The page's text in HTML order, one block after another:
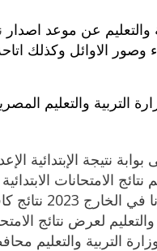
والتعليم عن موعد اصدار
الاوائل وكذلك
التربية والتعليم
نتيجة الإبتدائية
الامتحانات الابتدائية
كافة الصفوف والدول
لعرض نتائج الامتحانات 2023
التربية والتعليم محافظة